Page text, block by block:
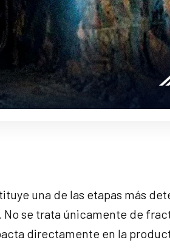
una de las etapas más
se trata únicamente de
directamente en la